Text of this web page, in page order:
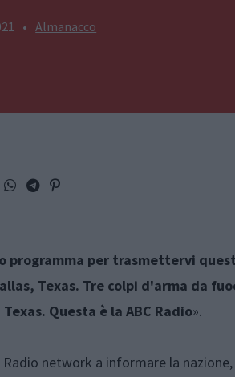
• Almanacco
programma per trasmettervi
Texas. Tre colpi d'arma da
Questa è la ABC Radio».
Radio network a informare la